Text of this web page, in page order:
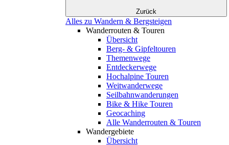
Zurück
Alles zu Wandern & Bergsteigen
Wanderrouten & Touren
Übersicht
Berg- & Gipfeltouren
Themenwege
Entdeckerwege
Hochalpine Touren
Weitwanderwege
Seilbahnwanderungen
Bike & Hike Touren
Geocaching
Alle Wanderrouten & Touren
Wandergebiete
Übersicht